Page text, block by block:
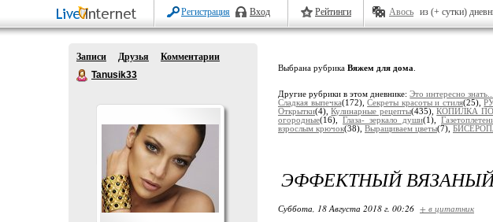
Регистрация Вход Рейтинги Авось из (+ сутки)
Записи Друзья
Комментарии
Tanusik33
Выбрана рубрика Вяжем для дома
Другие рубрики в этом дневнике:Это интересно
Сладкая выпечка(172),Секреты красоты и стиля(25),
Открытки(4),Кулинарные рецепты(435),КОПИЛКА
огородные(16), Глаза- зеркало души(1),
взрослым крючок(38), Выращиваем цветы(7),
ЭФФЕКТНЫЙ
Суббота, 18 Августа 2018 г. 00:26 + в цитатник